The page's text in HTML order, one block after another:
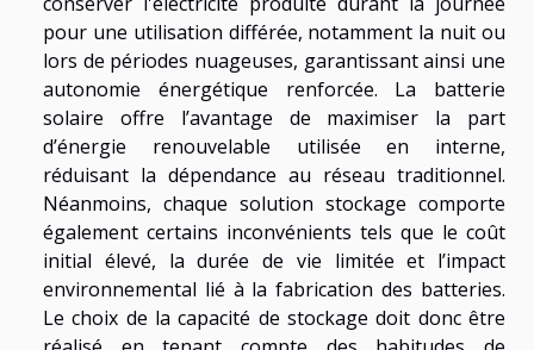
pour une utilisation différée, notamment la nuit ou
lors de périodes nuageuses, garantissant ainsi une
autonomie énergétique renforcée. La batterie
solaire offre l’avantage de maximiser la part
d’énergie renouvelable utilisée en interne,
réduisant la dépendance au réseau traditionnel.
Néanmoins, chaque solution stockage comporte
également certains inconvénients tels que le coût
initial élevé, la durée de vie limitée et l’impact
environnemental lié à la fabrication des batteries.
Le choix de la capacité de stockage doit donc être